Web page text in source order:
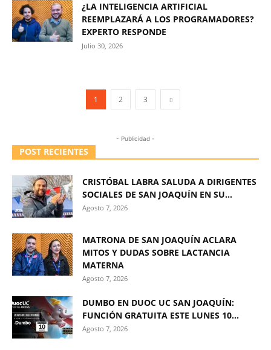
¿LA INTELIGENCIA ARTIFICIAL
REEMPLAZARÁ A LOS PROGRAMADORES?
EXPERTO RESPONDE
Julio 30, 2026
1 2 3
- Publicidad -
POST RECIENTES
CRISTÓBAL LABRA SALUDA A DIRIGENTES
SOCIALES DE SAN JOAQUÍN EN SU...
Agosto 7, 2026
MATRONA DE SAN JOAQUÍN ACLARA
MITOS Y DUDAS SOBRE LACTANCIA
MATERNA
Agosto 7, 2026
DUMBO EN DUOC UC SAN JOAQUÍN:
FUNCIÓN GRATUITA ESTE LUNES 10...
Agosto 7, 2026